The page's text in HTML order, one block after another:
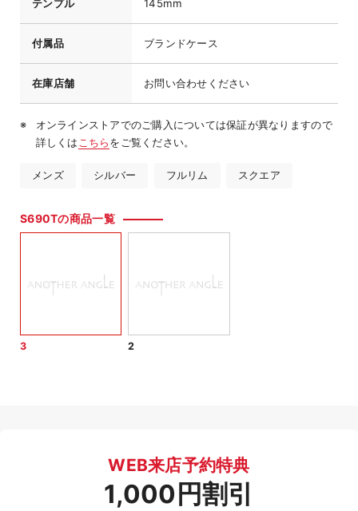
テンプル 145mm
付属品 ブランドケース
在庫店舗 お問い合わせください
オンラインストアでのご購入については保証が異なりますので
詳しくは こちらをご覧ください。
メンズ シルバー フルリム スクエア
S690Tの商品一覧
3 2
WEB来店予約特典
1,000円割引